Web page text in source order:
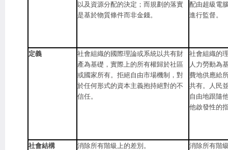
以及資源分配的決定；而規劃的落實
是基於物質條件而非金錢。
配由超級電
進行監督。
定義
社會組織的國際理論或系統以共有財
產為基礎，實際上的所有權歸於社區
或國家所有。拒絕自由市場機制，對
於任何形式的資本主義抱持絕對的不
信任。
社會組織的
人力勞動為
費地供應給
共有。人民
自由地跟隨
他啟發性的
社會結構 消除所有階級上的差別。 消除所有階